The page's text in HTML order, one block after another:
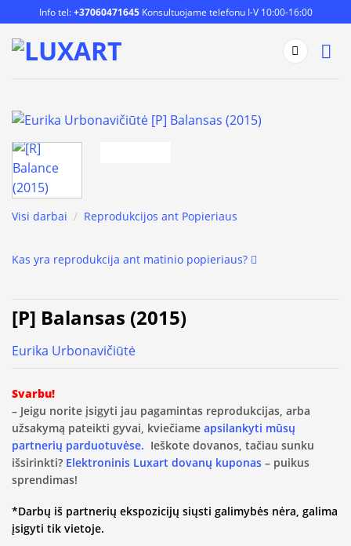
to
content
Info tel:+37060471645Konsultuojame telefonu I-V 10:00-16:00
Visi darbai / Reprodukcijos ant Popieriaus
Kas yra reprodukcija ant matinio popieriaus?
[P] Balansas (2015)
Eurika Urbonavičiūtė
Svarbu!
– Jeigu norite įsigyti jau pagamintas reprodukcijas, arba
užsakymą pateikti gyvai, kviečiame apsilankyti mūsų
partnerių parduotuvėse. Ieškote dovanos, tačiau sunku
išsirinkti? Elektroninis Luxart dovanų kuponas – puikus
sprendimas!
*Darbų iš partnerių ekspozicijų siųsti galimybės nėra, galima
įsigyti tik vietoje.